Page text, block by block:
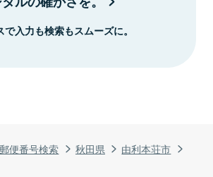
郵便番号検索 秋田県
由利本荘市
入力も検索もスムーズに。